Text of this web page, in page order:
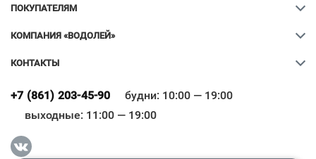
ПОКУПАТЕЛЯМ
КОМПАНИЯ «ВОДОЛЕЙ»
КОНТАКТЫ
+7 (861) 203-45-90
будни: 10:00 — 19:00
выходные: 11:00 — 19:00
Всё верно